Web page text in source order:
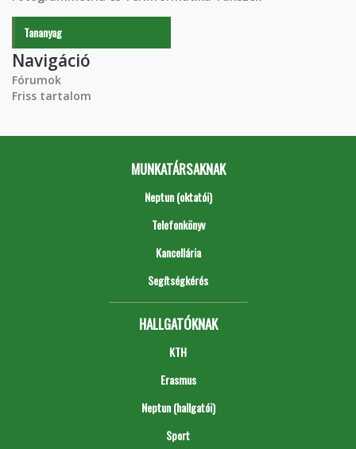
Tananyag
Navigáció
Fórumok
Friss tartalom
MUNKATÁRSAKNAK
Neptun (oktatói)
Telefonkönyv
Kancellária
Segítségkérés
HALLGATÓKNAK
KTH
Erasmus
Neptun (hallgatói)
Sport